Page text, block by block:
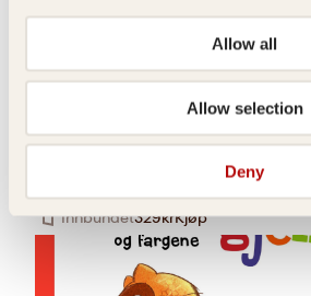
Allow all
Allow selection
Deny
Lars Mæhle, Lars Rudebjer
Sumpskogen Grand Prix
Innbundet329krKjøp